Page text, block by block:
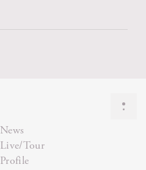
News
Live/Tour
Profile